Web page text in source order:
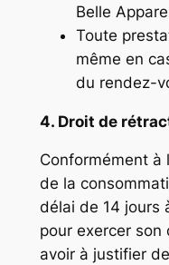
Belle
Toute
même en
du rendez-
4. Droit de
Conformément à
de la
délai de 14 jours
pour exercer
avoir à justifier